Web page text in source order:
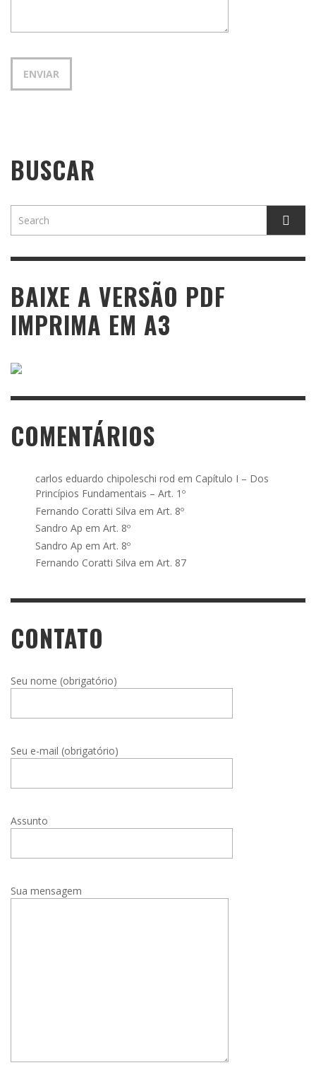
BUSCAR
BAIXE A VERSÃO PDF
IMPRIMA EM A3
COMENTÁRIOS
carlos eduardo chipoleschi rod em Capítulo I – Dos
Princípios Fundamentais – Art. 1º
Fernando Coratti Silva em Art. 8º
Sandro Ap em Art. 8º
Sandro Ap em Art. 8º
Fernando Coratti Silva em Art. 87
CONTATO
Seu nome (obrigatório)
Seu e-mail (obrigatório)
Assunto
Sua mensagem